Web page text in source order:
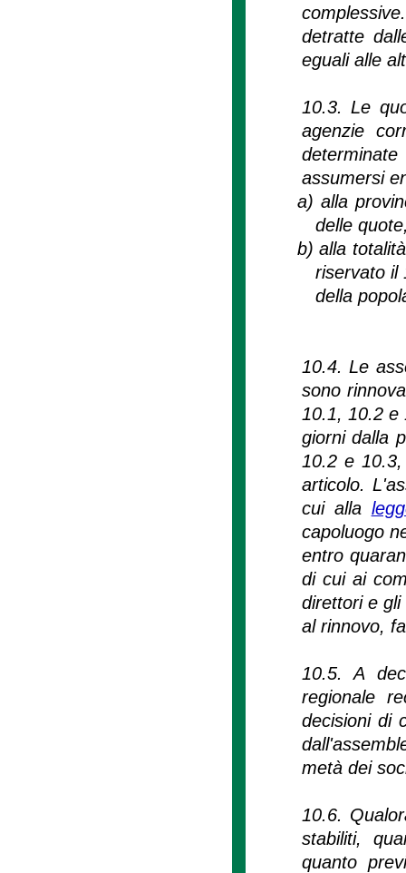
detratte
eguali alle
10.3. Le
agenzie
assumersi
a) alla
delle
b)alla
riservato il
della
10.4. Le
sono
10.1, 10.2 e
giorni dalla
10.2 e
articolo.
cui alla
capoluogo
entro
di cui ai
direttori e gli
al rinnovo,
10.5. A
regionale
decisioni di
metà dei
10.6.
stabiliti,
quanto